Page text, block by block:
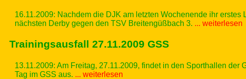
16.11.2009: Nachdem die DJK am letzten Wochenende ihr
nächsten Derby gegen den TSV Breitengüßbach 3. ... weiterlesen
Trainingsausfall 27.11.2009 GSS
13.11.2009: Am Freitag, 27.11.2009, findet in den Sporthallen
Tag im GSS aus. ... weiterlesen